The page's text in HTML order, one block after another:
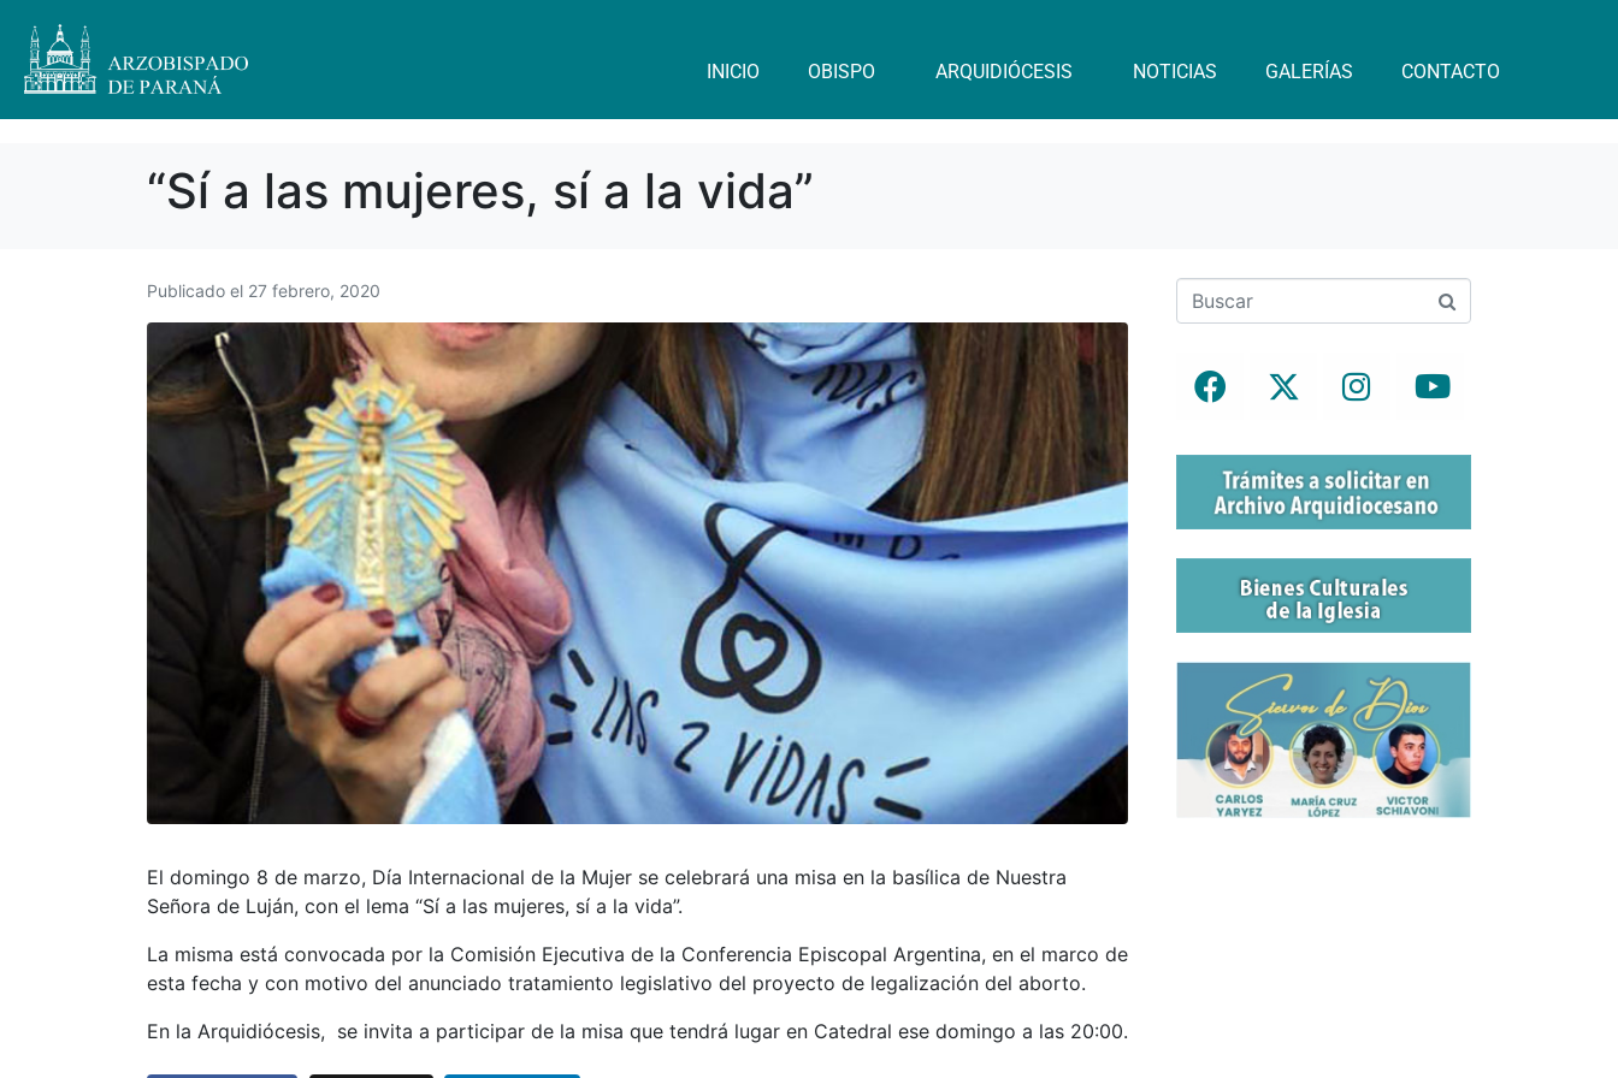
INICIO OBISPO ARQUIDIÓCESIS NOTICIAS GALERÍAS CONTACTO
“Sí a las mujeres, sí a la vida”
Publicado el 27 febrero, 2020
El domingo 8 de marzo, Día Internacional de la Mujer se celebrará una misa en la basílica de Nuestra
Señora de Luján, con el lema “Sí a las mujeres, sí a la vida”.
La misma está convocada por la Comisión Ejecutiva de la Conferencia Episcopal Argentina, en el marco de
esta fecha y con motivo del anunciado tratamiento legislativo del proyecto de legalización del aborto.
En la Arquidiócesis, se invita a participar de la misa que tendrá lugar en Catedral ese domingo a las 20:00.